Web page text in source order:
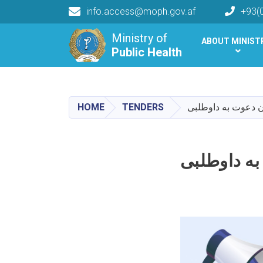
Ministry of
Public Health
info.access@moph.gov.af
Main navigation
Public Health
ABOUT
HOME TENDERS